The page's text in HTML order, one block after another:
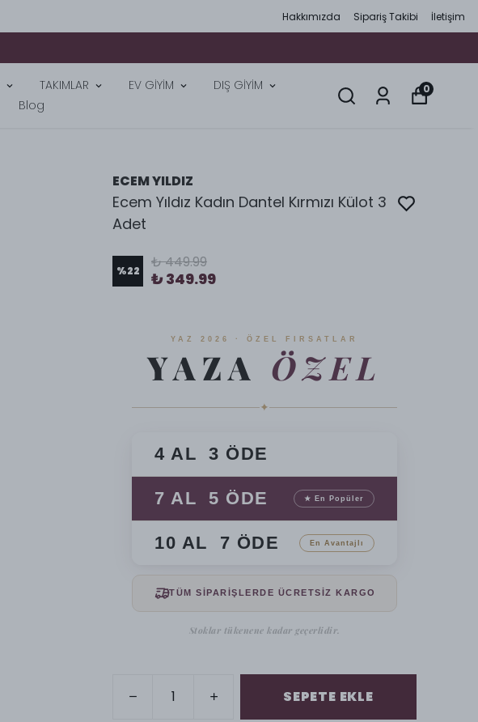
Hakkımızda Sipariş Takibi İletişim
TAKIMLAR EV GİYİM
DIŞ GİYİM
Blog
0
ECEM YILDIZ
Ecem Yıldız Kadın Dantel Kırmızı Külot 3
Adet
%22 ₺ 449.99
₺ 349.99
YAZ 2026 · ÖZEL FIRSATLAR
YAZA ÖZEL
✦
4 AL 3 ÖDE
7 AL 5 ÖDE ★ En Popüler
10 AL 7 ÖDE En Avantajlı
TÜM SİPARİŞLERDE ÜCRETSİZ KARGO
Stoklar tükenene kadar geçerlidir.
SEPETE EKLE